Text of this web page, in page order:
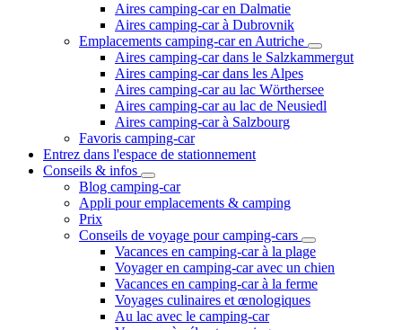
Aires camping-car en Dalmatie
Aires camping-car à Dubrovnik
Emplacements camping-car en Autriche
Aires camping-car dans le Salzkammergut
Aires camping-car dans les Alpes
Aires camping-car au lac Wörthersee
Aires camping-car au lac de Neusiedl
Aires camping-car à Salzbourg
Favoris camping-car
Entrez dans l'espace de stationnement
Conseils & infos
Blog camping-car
Appli pour emplacements & camping
Prix
Conseils de voyage pour camping-cars
Vacances en camping-car à la plage
Voyager en camping-car avec un chien
Vacances en camping-car à la ferme
Voyages culinaires et œnologiques
Au lac avec le camping-car